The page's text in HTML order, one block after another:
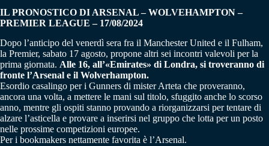
IL PRONOSTICO DI ARSENAL – WOLVEHAMPTON–
PREMIER LEAGUE – 17/08/2024
Dopo l’anticipo del venerdì sera fra il Manchester United e il Fulham,
la Premier, sabato 17 agosto, propone altri sei incontri valevoli per la
prima giornata. Alle 16, all’«Emirates» di Londra, si troveranno di
fronte l’Arsenal e il Wolverhampton.
Esordio casalingo per i Gunners di mister Arteta che proveranno,
ancora una volta, a mettere le mani sul titolo, sfuggito anche lo scorso
anno, mentre gli ospiti stanno provando a riorganizzarsi per tentare di
alzare l’asticella e provare a inserirsi nel gruppo che lotta per un posto
nelle prossime competizioni europee.
Per i bookmakers nettamente favorita è l’Arsenal.